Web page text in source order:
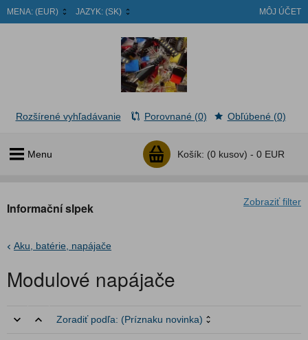
MENA: (EUR) JAZYK: (SK) MÔJ ÚČET
Menu Košík: (0 kusov) - 0 EUR
Rozšírené vyhľadávanie Porovnané (0) Obľúbené (0)
Zobraziť filter
Informační slpek
Aku, batérie, napájače
Modulové napájače
Zoradiť podľa: (Príznaku novinka)